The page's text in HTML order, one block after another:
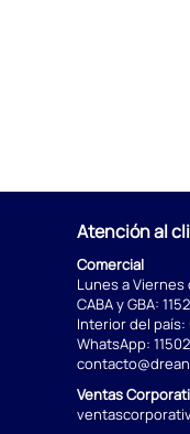
Atención al
Comercial
Lunes a Viernes
CABA y GBA:
Interior del país:
WhatsApp:
Ventas